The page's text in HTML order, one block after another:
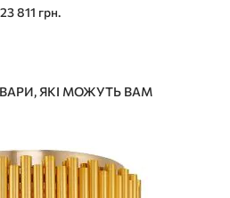
23 811 грн.
ЯКІ МОЖУТЬ ВАМ